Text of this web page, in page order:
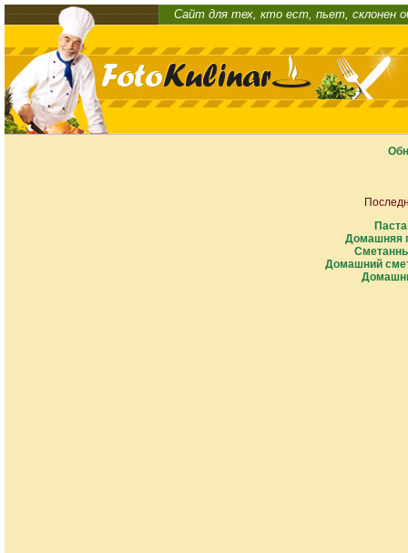
Сайт для тех, кто ест, пьет, склонен
Домашняя
Домашний